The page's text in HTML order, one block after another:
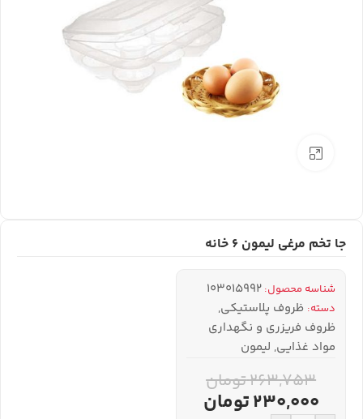
جا تخم مرغی لیمون 6 خانه
شناسه محصول: 103015992
دسته: ظروف پلاستیکی,
ظروف فریزری و نگهداری
مواد غذایی, لیمون
263,753تومان
230,000تومان